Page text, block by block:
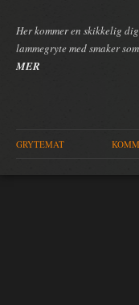
Her kommer en skikkelig
lammegryte med smaker
MER
GRYTEMAT